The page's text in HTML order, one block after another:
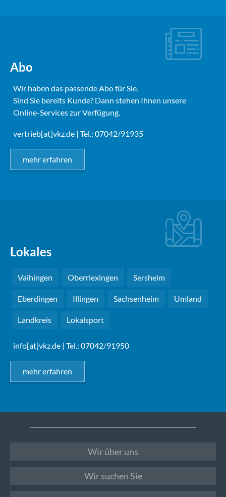
Abo
Wir haben das passende Abo für Sie.
Sind Sie bereits Kunde? Dann stehen Ihnen unsere
Online-Services zur Verfügung.
vertrieb[at]vkz.de | Tel.: 07042/91935
mehr erfahren
Lokales
Vaihingen Oberriexingen Sersheim
Eberdingen Illingen Sachsenheim Umland
Landkreis Lokalsport
info[at]vkz.de | Tel.: 07042/91950
mehr erfahren
Wir über uns
Wir suchen Sie